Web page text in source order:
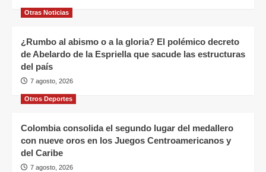
Otras Noticias
¿Rumbo al abismo o a la gloria? El polémico decreto
de Abelardo de la Espriella que sacude las estructuras
del país
7 agosto, 2026
Otros Deportes
Colombia consolida el segundo lugar del medallero
con nueve oros en los Juegos Centroamericanos y
del Caribe
7 agosto, 2026